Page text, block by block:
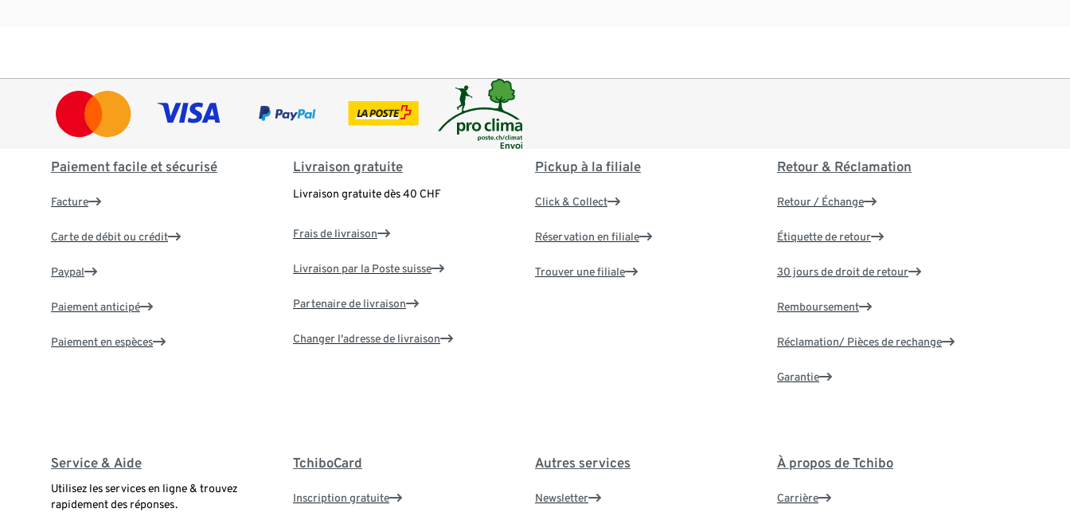
Paiement facile et sécurisé
Facture
Carte de débit ou crédit
Paypal
Paiement anticipé
Paiement en espèces
Livraison gratuite
Livraison gratuite dès 40 CHF
Frais de livraison
Livraison par la Poste suisse
Partenaire de livraison
Changer l'adresse de livraison
Pickup à la filiale
Click & Collect
Réservation en filiale
Trouver une filiale
Retour & Réclamation
Retour / Échange
Étiquette de retour
30 jours de droit de retour
Remboursement
Réclamation/ Pièces de rechange
Garantie
Service & Aide
Utilisez les services en ligne & trouvez
rapidement des réponses.
TchiboCard
Inscription gratuite
Autres services
Newsletter
À propos de Tchibo
Carrière